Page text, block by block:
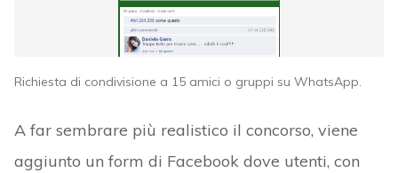
Richiesta di condivisione a 15 amici o gruppi su WhatsApp.
A far sembrare più realistico il concorso, viene
aggiunto un form di Facebook dove utenti, con